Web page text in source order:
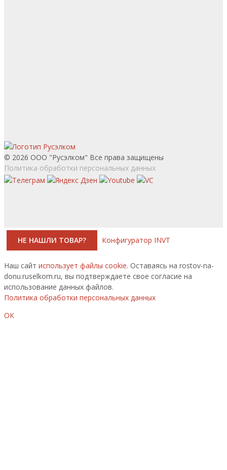
© 2026 ООО "Русэлком" Все права защищены
Политика обработки персональных данных
НЕ НАШЛИ ТОВАР? Конфигуратор INVT
Наш сайт использует файлы cookie. Оставаясь на rostov-na-
donu.ruselkom.ru, вы подтверждаете свое согласие на
использование данных файлов.
Политика обработки персональных данных
ОК